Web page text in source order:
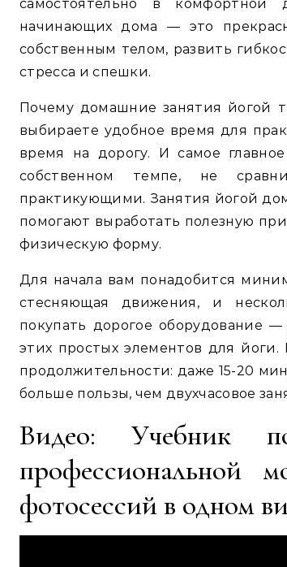
самостоятельно в комфортной
начинающих дома — это
собственным телом, развить
стресса и спешки.
Почему домашние занятия йогой
выбираете удобное время для
время на дорогу. И самое
собственном темпе, не
практикующими. Занятия йогой
помогают выработать полезную
физическую форму.
Для начала вам понадобится
стесняющая движения, и
покупать дорогое оборудование
этих простых элементов для
продолжительности: даже 15-20
больше пользы, чем двухчасовое
Видео: Учебник
профессиональной
фотосессий в одном